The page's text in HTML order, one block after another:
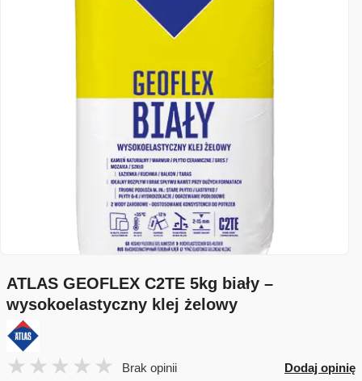
ATLAS GEOFLEX C2TE 5kg biały –
wysokoelastyczny klej żelowy
Brak opinii Dodaj opinię